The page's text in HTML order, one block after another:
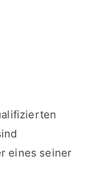
eines seiner